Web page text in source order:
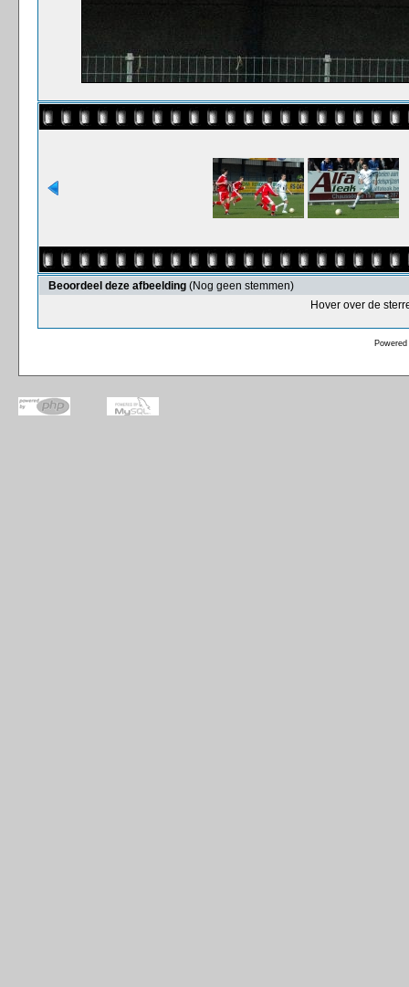
Beoordeel deze afbeelding (Nog geen stemmen)
Hover over de